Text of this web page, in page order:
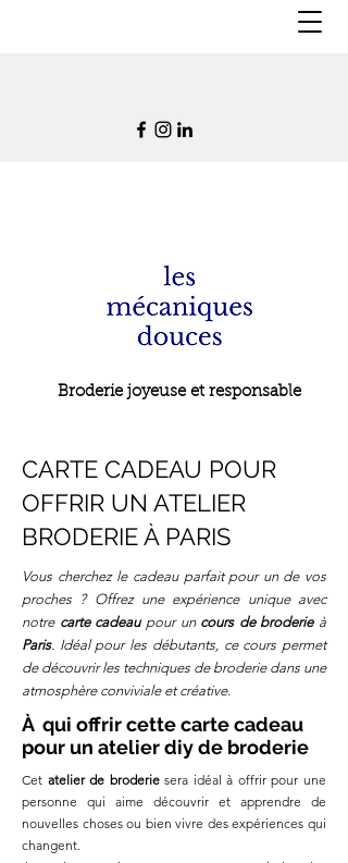
Broderie joyeuse et responsable
CARTE CADEAU POUR
OFFRIR UN ATELIER
BRODERIE À PARIS
Vous cherchez le cadeau parfait pour un de vos
proches ? Offrez une expérience unique avec
notre carte cadeaupour un cours de broderieà
Paris. Idéal pour les débutants, ce cours permet
de découvrir les techniques de broderie dans une
atmosphère conviviale et créative.
À qui offrir cette carte cadeau
pour un atelierdiyde broderie
Cet atelier de broderiesera idéal à offrir pour une
personne qui aime découvrir et apprendre de
nouvelles choses ou bien vivre des expériences qui
changent.